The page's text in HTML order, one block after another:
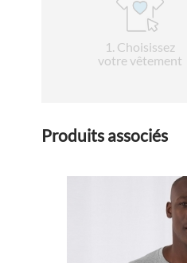
1 . Choisissez
votre vêtement
Produits associés